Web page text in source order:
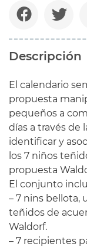
Descripción
El calendario
propuesta
pequeños a
días a través de
identificar y
los 7 niños
propuesta
El conjunto
– 7 nins bellota,
teñidos de
Waldorf.
– 7 recipientes